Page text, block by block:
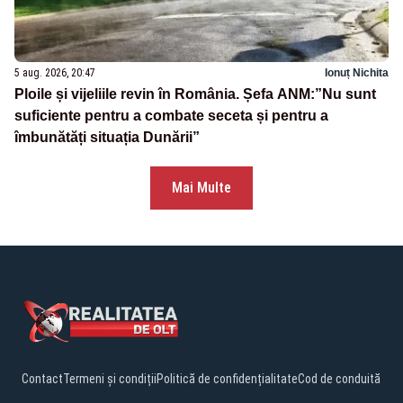
5 aug. 2026, 20:47 Ionuț Nichita
Ploile și vijeliile revin în România. Șefa ANM:”Nu sunt
suficiente pentru a combate seceta și pentru a
îmbunătăți situația Dunării”
Mai Multe
ContactTermeni și condițiiPolitică de confidențialitateCod de conduită